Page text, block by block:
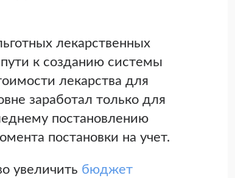
лекарственных
к созданию системы
лекарства для
заработал только для
постановлению
постановки на учет.
увеличить бюджет